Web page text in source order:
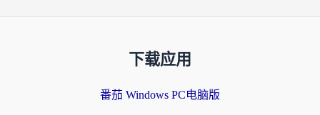
下载应用
番茄 Windows PC电脑版